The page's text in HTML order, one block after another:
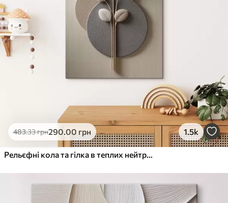
483.33грн290.00 грн 1.5k
Рельєфні кола та гілка в теплих нейтральних тонах